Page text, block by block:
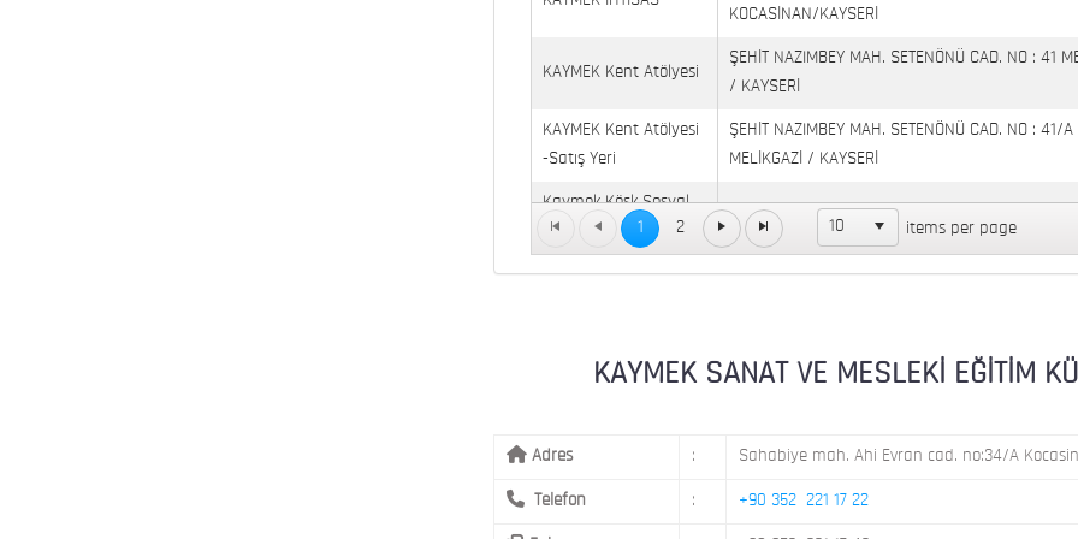
KOCASİNAN/KAYSERİ
KAYMEK Kent Atölyesi
ŞEHİT NAZIMBEY MAH. SETENÖNÜ CAD. NO : 41
/ KAYSERİ
KAYMEK Kent Atölyesi
-Satış Yeri
ŞEHİT NAZIMBEY MAH. SETENÖNÜ CAD. NO : 41/A
MELİKGAZİ / KAYSERİ
Kaymek Köşk Sosyal
Yaşam Merkezi
Köşk Mahallesi, Orgeneral Eşref Bitlis Bulvarı,
KAYMEK MOSTAR
KAYMEK TOKİ
MİMARSİNAN DEMOKRASİ MAH. FATİN RÜŞTÜ
1 2 10 items per page
KAYMEK SANAT VE MESLEKİ EĞİTİM
Adres : Sahabiye mah. Ahi Evran cad. no:34/A
Telefon : +90 352 221 17 22